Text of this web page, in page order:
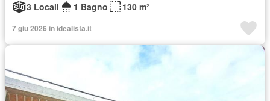
3 Locali
1 Bagno 130 m²
7 giu 2026 in idealista.it